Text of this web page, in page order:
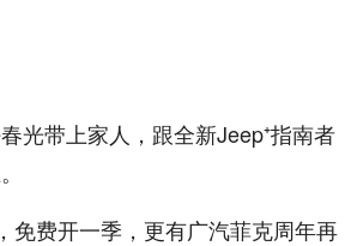
光带上家人，跟全新Jeep⁺指南者
免费开一季，更有广汽菲克周年再